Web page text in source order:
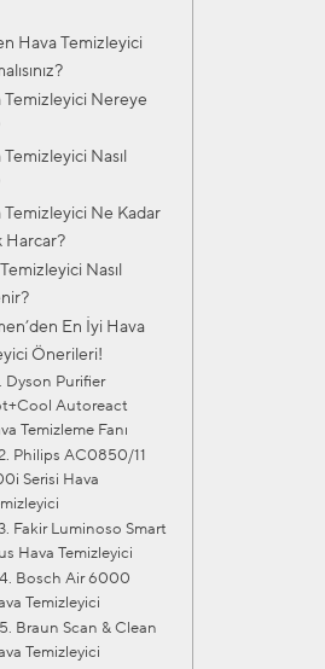
Hava Temizleyici
Temizleyici Nereye
Temizleyici Nasıl
Temizleyici Ne Kadar
Harcar?
Nasıl
En İyi Hava
Önerileri!
Dyson Purifier
Autoreact
Temizleme Fanı
Philips AC0850/11
Serisi Hava
Fakir Luminoso Smart
Hava Temizleyici
Bosch Air 6000
Temizleyici
Braun Scan & Clean
Temizleyici